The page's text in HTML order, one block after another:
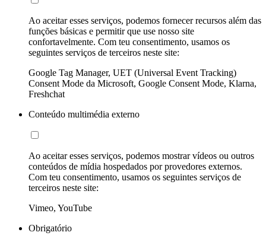
Ao aceitar esses serviços, podemos fornecer recursos além das
funções básicas e permitir que use nosso site
confortavelmente. Com teu consentimento, usamos os
seguintes serviços de terceiros neste site:
Google Tag Manager, UET (Universal Event Tracking)
Consent Mode da Microsoft, Google Consent Mode, Klarna,
Freshchat
Conteúdo multimédia externo
Ao aceitar esses serviços, podemos mostrar vídeos ou outros
conteúdos de mídia hospedados por provedores externos.
Com teu consentimento, usamos os seguintes serviços de
terceiros neste site:
Vimeo, YouTube
Obrigatório